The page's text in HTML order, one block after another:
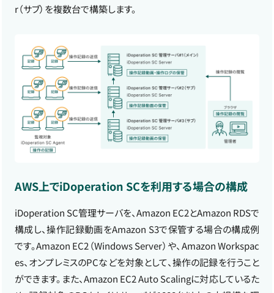
r（サブ）を複数台で構築します。
AWS上でiDoperation SCを利用する場合の構成
iDoperation SC管理サーバを、Amazon EC2とAmazon RDSで
構成し、操作記録動画をAmazon S3で保管する場合の構成例
です。Amazon EC2（Windows Server）や、Amazon Workspac
es、オンプレミスのPCなどを対象として、操作の記録を行うこと
ができます。また、Amazon EC2 Auto Scalingに対応しているた